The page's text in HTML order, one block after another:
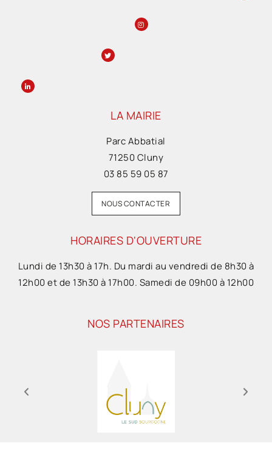
LA MAIRIE
Parc Abbatial
71250 Cluny
03 85 59 05 87
NOUS CONTACTER
HORAIRES D'OUVERTURE
Lundi de 13h30 à 17h. Du mardi au vendredi de 8h30 à
12h00 et de 13h30 à 17h00. Samedi de 09h00 à 12h00
NOS PARTENAIRES